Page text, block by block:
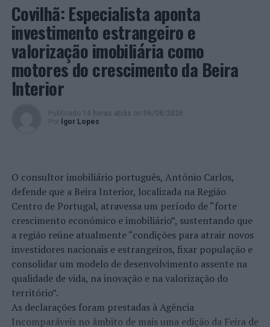
Matosinhos: Quatro detenções por roubo com arma
branca
NÃO PERCA
Voleibol: Torneio das Vindimas/Douro em Lamego no
próximo fim de semana
Covilhã: Especialista aponta
investimento estrangeiro e
valorização imobiliária como
motores do crescimento da Beira
Interior
Publicado 14 horas atrás on 06/08/2026
Por
Ígor Lopes
O consultor imobiliário português, António Carlos,
defende que a Beira Interior, localizada na Região
Centro de Portugal, atravessa um período de “forte
crescimento económico e imobiliário”, sustentando que
a região reúne atualmente “condições para atrair novos
investidores nacionais e estrangeiros, fixar população e
consolidar um modelo de desenvolvimento assente na
qualidade de vida, na inovação e na valorização do
território”.
As declarações foram prestadas à Agência
Incomparáveis no âmbito de mais uma edição da Feira de